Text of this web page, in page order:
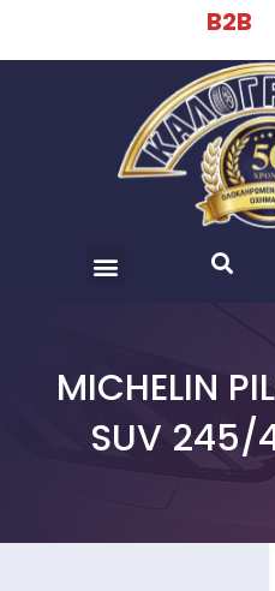
B2B
MICHELIN
SUV 245/